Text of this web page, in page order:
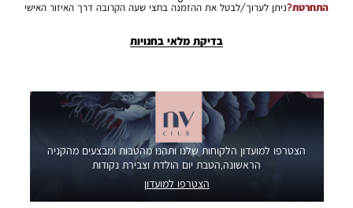
התחרטת?ניתן לערוך/לבטל את ההזמנה בחצי שעה הקרובה דרך האיזור האישי
בדיקת מלאי בחנויות
הצטרפו למועדון הלקוחות שלנו ותהנו מהטבות ומבצעים מהקניה
הראשונה,הטבת יום הולדת וצבירת נקודות
הצטרפו למועדון